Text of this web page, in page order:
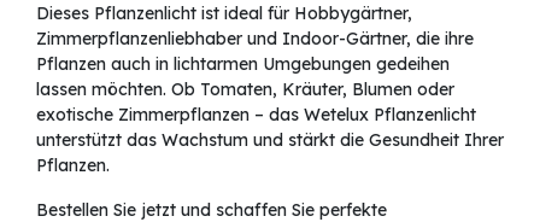
Dieses Pflanzenlicht ist ideal für Hobbygärtner,
Zimmerpflanzenliebhaber und Indoor-Gärtner, die ihre
Pflanzen auch in lichtarmen Umgebungen gedeihen
lassen möchten. Ob Tomaten, Kräuter, Blumen oder
exotische Zimmerpflanzen – das Wetelux Pflanzenlicht
unterstützt das Wachstum und stärkt die Gesundheit Ihrer
Pflanzen.
Bestellen Sie jetzt und schaffen Sie perfekte